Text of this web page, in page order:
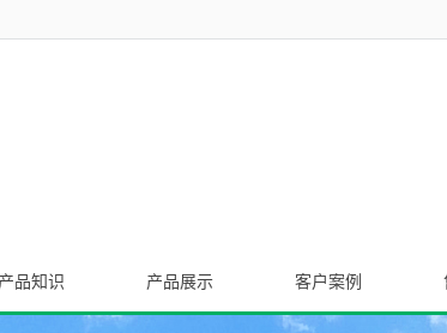
产品知识 产品展示 客户案例